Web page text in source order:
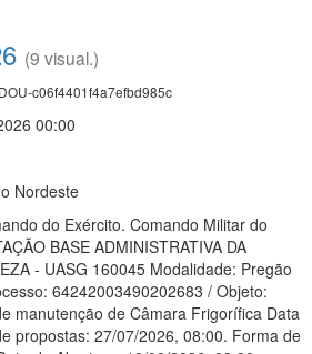
(9 visual.)
DOU-c06f4401f4a7efbd985c
00:00
Nordeste
do Exército. Comando Militar do
BASE ADMINISTRATIVA DA
- UASG 160045 Modalidade: Pregão
64242003490202683 / Objeto:
manutenção de Câmara Frigorífica Data
propostas: 27/07/2026, 08:00. Forma de